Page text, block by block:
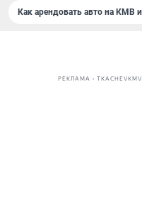
Как арендовать авто на КМВ
РЕКЛАМА •